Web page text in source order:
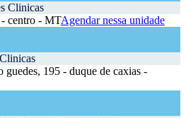
Clinicas
- centro - MTAgendar nessa unidade
195 - duque de caxias -